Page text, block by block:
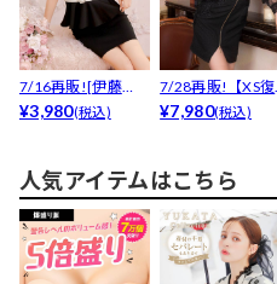
7/16再販![伊藤
桃々着用]褒めら
¥3,980(税込)
7/28再販!【XS復
活】【累計380...
¥7,980(税込)
人気アイテムはこちら